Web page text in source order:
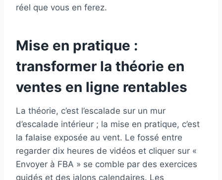
réel que vous en ferez.
Mise en pratique :
transformer la théorie en
ventes en ligne rentables
La théorie, c’est l’escalade sur un mur
d’escalade intérieur ; la mise en pratique, c’est
la falaise exposée au vent. Le fossé entre
regarder dix heures de vidéos et cliquer sur «
Envoyer à FBA » se comble par des exercices
guidés et des jalons calendaires. Les